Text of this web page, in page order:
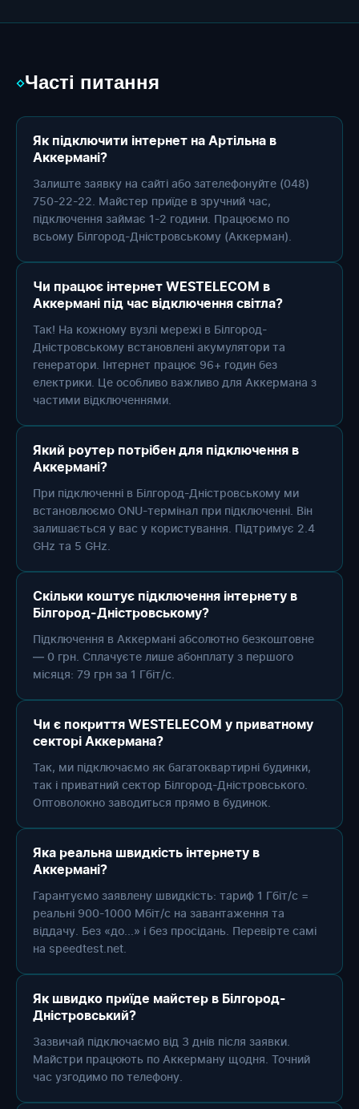
◇Часті питання
Як підключити інтернет на Артільна в
Аккермані?
Залиште заявку на сайті або зателефонуйте (048)
750-22-22. Майстер приїде в зручний час,
підключення займає 1-2 години. Працюємо по
всьому Білгород-Дністровському (Аккерман).
Чи працює інтернет WESTELECOM в
Аккермані під час відключення світла?
Так! На кожному вузлі мережі в Білгород-
Дністровському встановлені акумулятори та
генератори. Інтернет працює 96+ годин без
електрики. Це особливо важливо для Аккермана з
частими відключеннями.
Який роутер потрібен для підключення в
Аккермані?
При підключенні в Білгород-Дністровському ми
встановлюємо ONU-термінал при підключенні. Він
залишається у вас у користування. Підтримує 2.4
GHz та 5 GHz.
Скільки коштує підключення інтернету в
Білгород-Дністровському?
Підключення в Аккермані абсолютно безкоштовне
— 0 грн. Сплачуєте лише абонплату з першого
місяця: 79 грн за 1 Гбіт/с.
Чи є покриття WESTELECOM у приватному
секторі Аккермана?
Так, ми підключаємо як багатоквартирні будинки,
так і приватний сектор Білгород-Дністровського.
Оптоволокно заводиться прямо в будинок.
Яка реальна швидкість інтернету в
Аккермані?
Гарантуємо заявлену швидкість: тариф 1 Гбіт/с =
реальні 900-1000 Мбіт/с на завантаження та
віддачу. Без «до...» і без просідань. Перевірте самі
на speedtest.net.
Як швидко приїде майстер в Білгород-
Дністровський?
Зазвичай підключаємо від 3 днів після заявки.
Майстри працюють по Аккерману щодня. Точний
час узгодимо по телефону.